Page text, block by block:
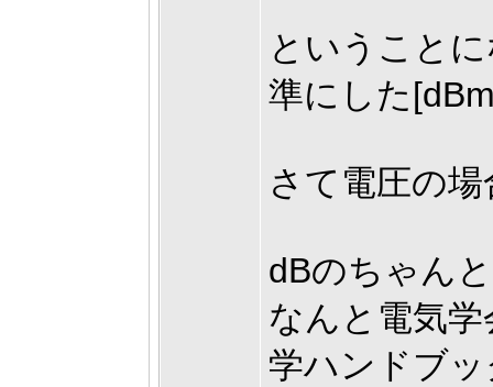
ということ
準にした
さて電圧の
dBのちゃん
なんと電気
学ハンドブ